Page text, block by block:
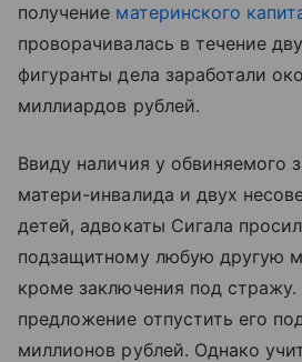
получение материнского
проворачивалась в течение
фигуранты дела заработали
миллиардов рублей.
Ввиду наличия у обвиняемого
матери-инвалида и двух
детей, адвокаты Сигала
подзащитному любую другую
кроме заключения под
предложение отпустить его
миллионов рублей. Однако